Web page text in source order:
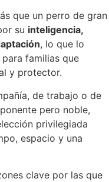
que un perro de gran
su inteligencia,
, lo que lo
familias que
y protector.
de trabajo o de
pero noble,
privilegiada
espacio y una
clave por las que